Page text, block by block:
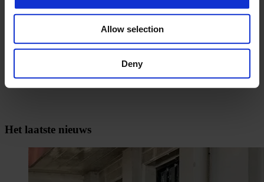
Allow selection
Deny
Het laatste nieuws